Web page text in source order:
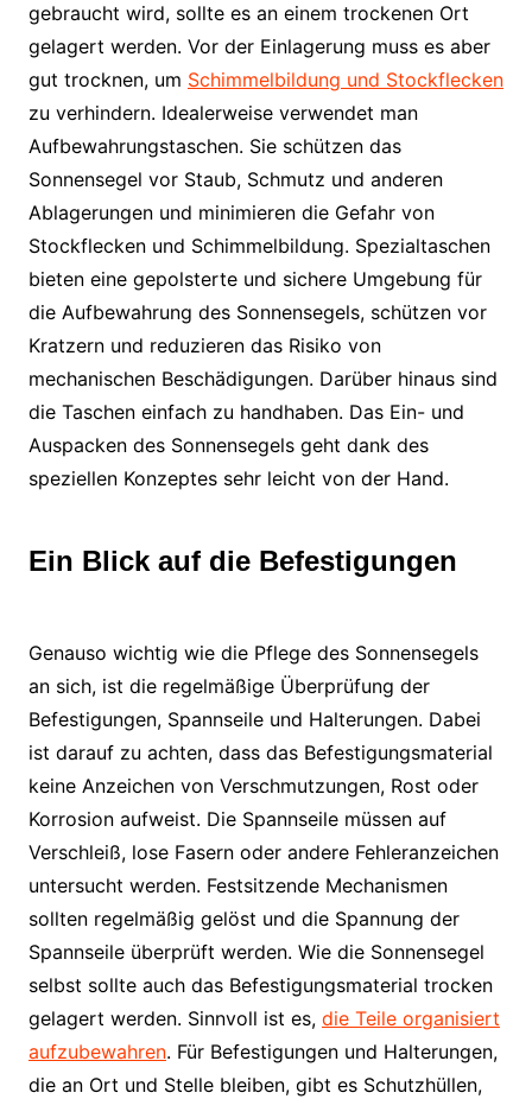
gebraucht wird, sollte es an einem trockenen Ort
gelagert werden. Vor der Einlagerung muss es aber
gut trocknen, um Schimmelbildung und Stockflecken
zu verhindern. Idealerweise verwendet man
Aufbewahrungstaschen. Sie schützen das
Sonnensegel vor Staub, Schmutz und anderen
Ablagerungen und minimieren die Gefahr von
Stockflecken und Schimmelbildung. Spezialtaschen
bieten eine gepolsterte und sichere Umgebung für
die Aufbewahrung des Sonnensegels, schützen vor
Kratzern und reduzieren das Risiko von
mechanischen Beschädigungen. Darüber hinaus sind
die Taschen einfach zu handhaben. Das Ein- und
Auspacken des Sonnensegels geht dank des
speziellen Konzeptes sehr leicht von der Hand.
Ein Blick auf die Befestigungen
Genauso wichtig wie die Pflege des Sonnensegels
an sich, ist die regelmäßige Überprüfung der
Befestigungen, Spannseile und Halterungen. Dabei
ist darauf zu achten, dass das Befestigungsmaterial
keine Anzeichen von Verschmutzungen, Rost oder
Korrosion aufweist. Die Spannseile müssen auf
Verschleiß, lose Fasern oder andere Fehleranzeichen
untersucht werden. Festsitzende Mechanismen
sollten regelmäßig gelöst und die Spannung der
Spannseile überprüft werden. Wie die Sonnensegel
selbst sollte auch das Befestigungsmaterial trocken
gelagert werden. Sinnvoll ist es, die Teile organisiert
aufzubewahren. Für Befestigungen und Halterungen,
die an Ort und Stelle bleiben, gibt es Schutzhüllen,